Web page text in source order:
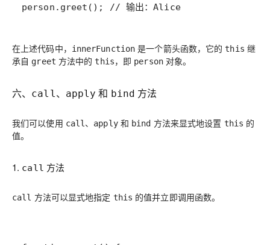
person.greet(); // 输出：Alice
在上述代码中， innerFunction 是一个箭头函数，它的this 继
承自 greet 方法中的this，即 person对象。
六、 call、 apply 和 bind 方法
我们可以使用 call 、 apply和 bind 方法来显式地设置 this 的
值。
1. call 方法
call 方法可以显式地指定 this 的值并立即调用函数。